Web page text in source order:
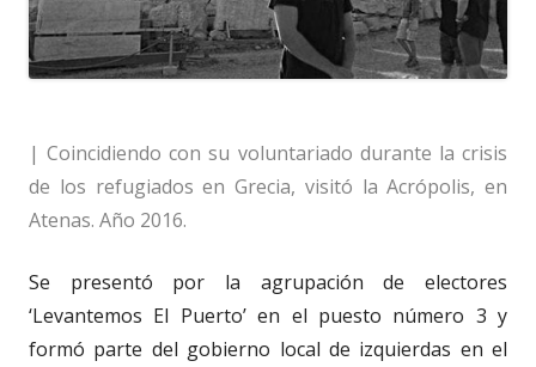
| Coincidiendo con su voluntariado durante la crisis
de los refugiados en Grecia, visitó la Acrópolis, en
Atenas. Año 2016.
Se presentó por la agrupación de electores
‘Levantemos El Puerto’ en el puesto número 3 y
formó parte del gobierno local de izquierdas en el